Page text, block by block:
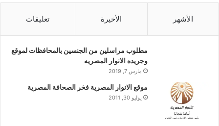
الأشهر الأخيرة تعليقات
مطلوب مراسلين من الجنسين بالمحافظات لموقع
وجريده الانوار المصريه
مارس 7, 2019
موقع الانوار المصرية فخر الصحافة المصرية
يوليو 30, 2011